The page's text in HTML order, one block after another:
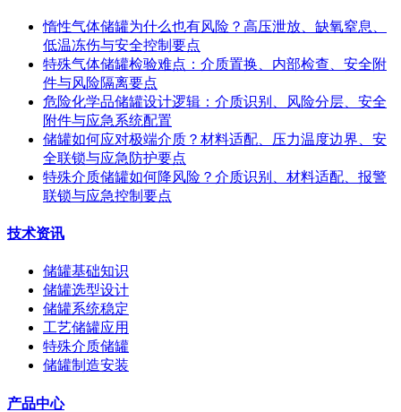
惰性气体储罐为什么也有风险？高压泄放、缺氧窒息、
低温冻伤与安全控制要点
特殊气体储罐检验难点：介质置换、内部检查、安全附
件与风险隔离要点
危险化学品储罐设计逻辑：介质识别、风险分层、安全
附件与应急系统配置
储罐如何应对极端介质？材料适配、压力温度边界、安
全联锁与应急防护要点
特殊介质储罐如何降风险？介质识别、材料适配、报警
联锁与应急控制要点
技术资讯
储罐基础知识
储罐选型设计
储罐系统稳定
工艺储罐应用
特殊介质储罐
储罐制造安装
产品中心